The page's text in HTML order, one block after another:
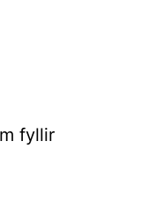
fyllir